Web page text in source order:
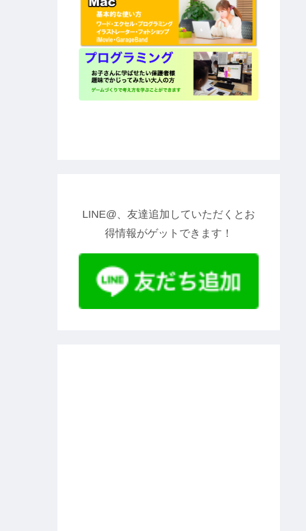
LINE@、友達追加していただくとお
得情報がゲットできます！